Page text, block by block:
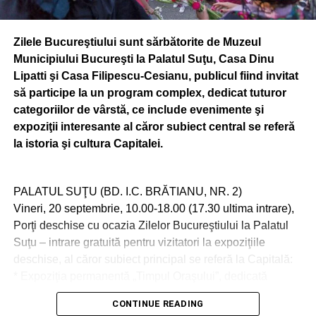
rosu: Cum va fi folosit Certificatul verde
Zilele Bucureştiului sunt sărbătorite de Muzeul
Municipiului Bucureşti la Palatul Suţu, Casa Dinu
Lipatti şi Casa Filipescu-Cesianu, publicul fiind invitat
să participe la un program complex, dedicat tuturor
categoriilor de vârstă, ce include evenimente şi
expoziţii interesante al căror subiect central se referă
la istoria şi cultura Capitalei.
PALATUL SUŢU (BD. I.C. BRĂTIANU, NR. 2)
Vineri, 20 septembrie, 10.00-18.00 (17.30 ultima intrare),
Porţi deschise cu ocazia Zilelor Bucureştiului la Palatul
Suţu – intrare gratuită pentru vizitatori la expoziţiile
deschise, al căror subiect principal se referă la Capitală:
istoriei oraşului Bucureşti;
* Expoziţia tematică „Calea Victoriei, incursiune în istoria
CONTINUE READING